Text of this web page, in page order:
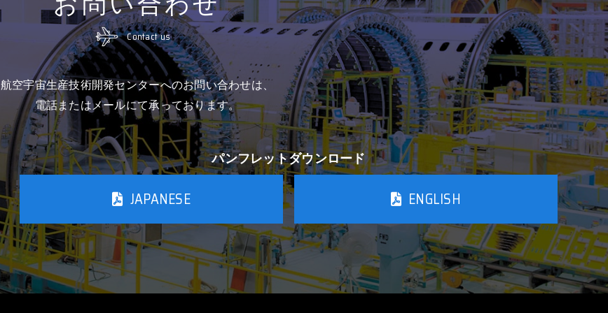
Contact us
航空宇宙生産技術開発センターへのお問い合わせは、
電話またはメールにて承っております。
パンフレットダウンロード
JAPANESE ENGLISH